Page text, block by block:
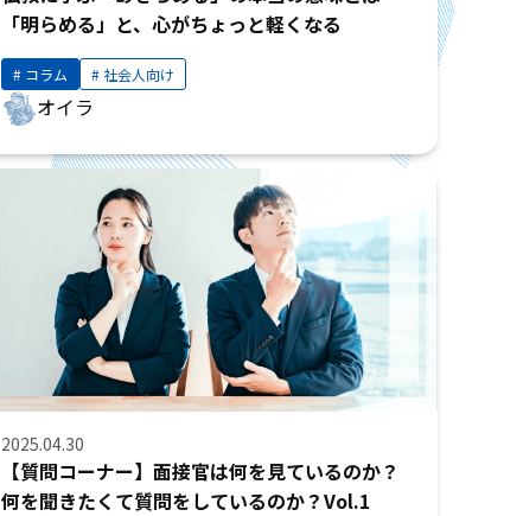
「明らめる」と、心がちょっと軽くなる
コラム 社会人向け
オイラ
2025.04.30
【質問コーナー】面接官は何を見ているのか？
何を聞きたくて質問をしているのか？Vol.1